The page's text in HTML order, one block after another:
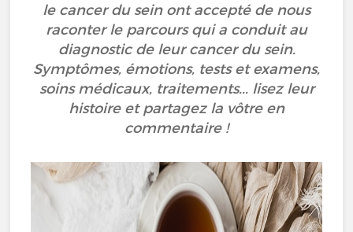
le cancer du sein ont accepté de nous
raconter le parcours qui a conduit au
diagnostic de leur cancer du sein.
Symptômes, émotions, tests et examens,
soins médicaux, traitements... lisez leur
histoire et partagez la vôtre en
commentaire !